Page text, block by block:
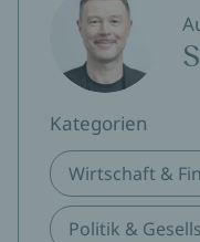
Kategorien
Wirtschaft &
Politik &